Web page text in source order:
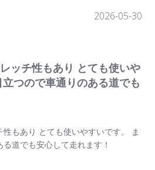
ッチ性もあり とても使いや
つので車通りのある道でも
もあり とても使いやすいです。 ま
道でも安心して走れます！
公
2026-05-30